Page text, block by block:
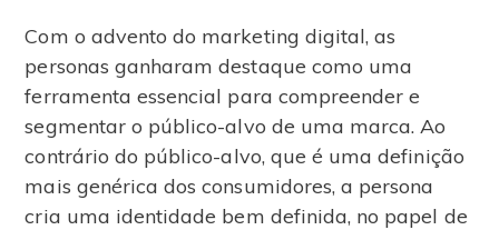
Com o advento do marketing digital, as
personas ganharam destaque como uma
ferramenta essencial para compreender e
segmentar o público-alvo de uma marca. Ao
contrário do público-alvo, que é uma definição
mais genérica dos consumidores, a persona
cria uma identidade bem definida, no papel de